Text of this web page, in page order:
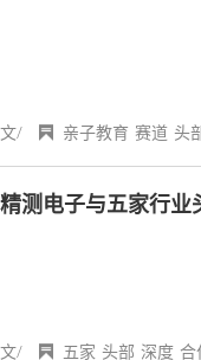
文/ 亲子教育 赛道 头
精测电子与五家行业
文/ 五家 头部 深度 合